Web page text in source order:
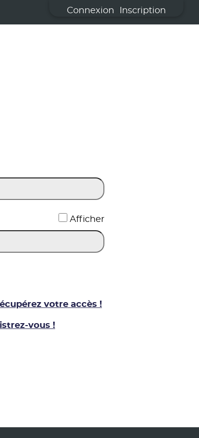
Connexion Inscription
Afficher
votre accès !
vous !